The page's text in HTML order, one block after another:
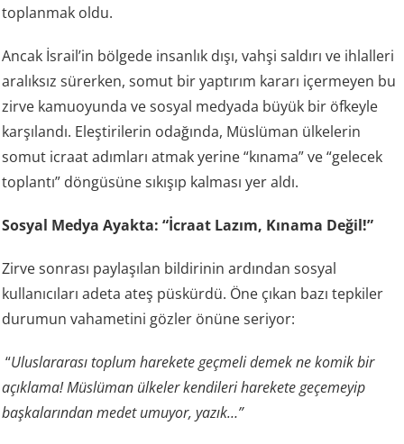
toplanmak oldu.
Ancak İsrail’in bölgede insanlık dışı, vahşi saldırı ve ihlalleri
aralıksız sürerken, somut bir yaptırım kararı içermeyen bu
zirve kamuoyunda ve sosyal medyada büyük bir öfkeyle
karşılandı. Eleştirilerin odağında, Müslüman ülkelerin
somut icraat adımları atmak yerine “kınama” ve “gelecek
toplantı” döngüsüne sıkışıp kalması yer aldı.
Sosyal Medya Ayakta: “İcraat Lazım, Kınama Değil!”
Zirve sonrası paylaşılan bildirinin ardından sosyal
kullanıcıları adeta ateş püskürdü. Öne çıkan bazı tepkiler
durumun vahametini gözler önüne seriyor:
“Uluslararası toplum harekete geçmeli demek ne komik bir
açıklama! Müslüman ülkeler kendileri harekete geçemeyip
başkalarından medet umuyor, yazık…”